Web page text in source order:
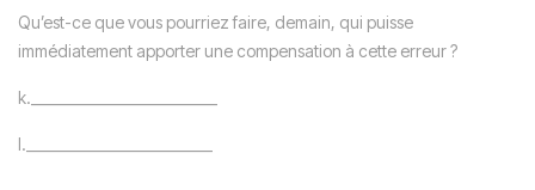
Qu’est-ce que vous pourriez faire, demain, qui puisse
immédiatement apporter une compensation à cette erreur ?
k.__________________________
l.__________________________